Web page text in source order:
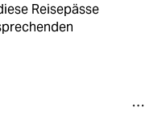
Reisepässe